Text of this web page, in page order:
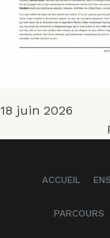
Publié
18 juin 2026
ACCUEIL
PARCOURS